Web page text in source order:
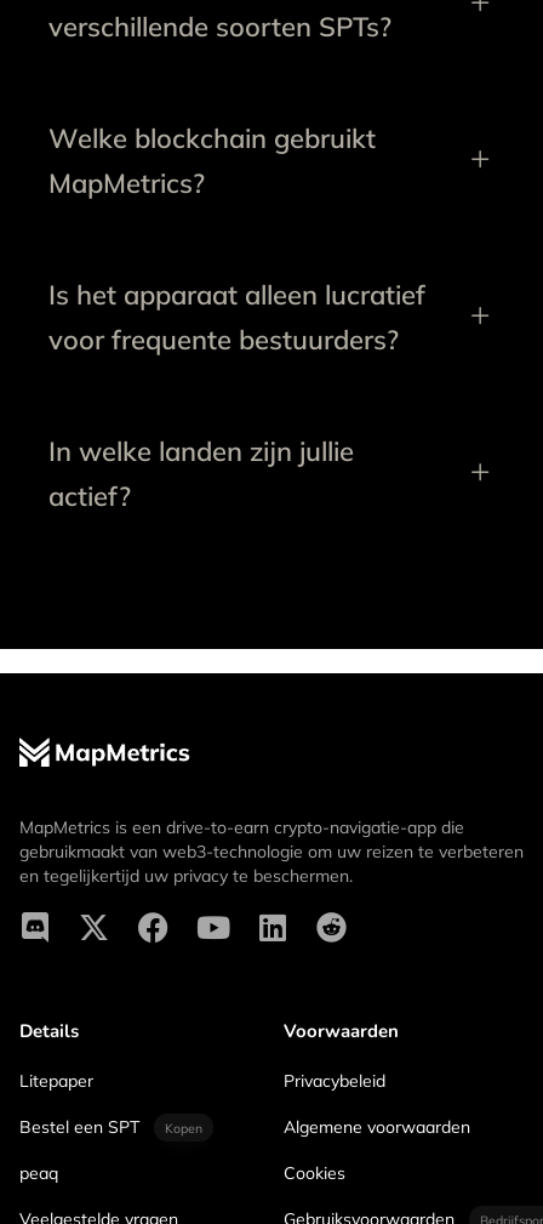
verschillende soorten SPTs?
Welke blockchain gebruikt
MapMetrics?
Is het apparaat alleen lucratief
voor frequente bestuurders?
In welke landen zijn jullie
actief?
MapMetrics is een drive-to-earn crypto-navigatie-app die
gebruikmaakt van web3-technologie om uw reizen te verbeteren
en tegelijkertijd uw privacy te beschermen.
Details
Litepaper
Bestel een SPT Kopen
peaq
Veelgestelde vragen
Voorwaarden
Privacybeleid
Algemene voorwaarden
Cookies
Gebruiksvoorwaarden